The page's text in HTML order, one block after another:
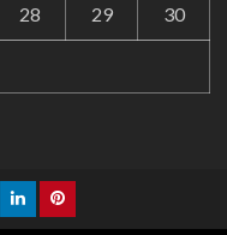
28 29 30